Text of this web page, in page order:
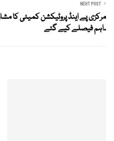
NEXT POST
مرکزی پے اینڈ پروٹیکشن کمیٹی کا
۔اہم فیصلے کیے گئے